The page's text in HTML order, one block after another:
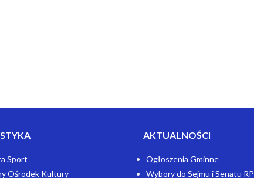
Sport
Ośrodek Kultury
AKTUALNOŚCI
Ogłoszenia Gminne
Wybory do Sejmu i Senatu RP